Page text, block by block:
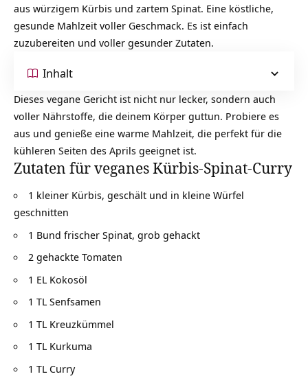
aus würzigem Kürbis und zartem Spinat. Eine köstliche,
gesunde Mahlzeit voller Geschmack. Es ist einfach
zuzubereiten und voller gesunder Zutaten.
Inhalt
Dieses vegane Gericht ist nicht nur lecker, sondern auch
voller Nährstoffe, die deinem Körper guttun. Probiere es
aus und genieße eine warme Mahlzeit, die perfekt für die
kühleren Seiten des Aprils geeignet ist.
Zutaten für veganes Kürbis-Spinat-Curry
1 kleiner Kürbis, geschält und in kleine Würfel
geschnitten
1 Bund frischer Spinat, grob gehackt
2 gehackte Tomaten
1 EL Kokosöl
1 TL Senfsamen
1 TL Kreuzkümmel
1 TL Kurkuma
1 TL Curry